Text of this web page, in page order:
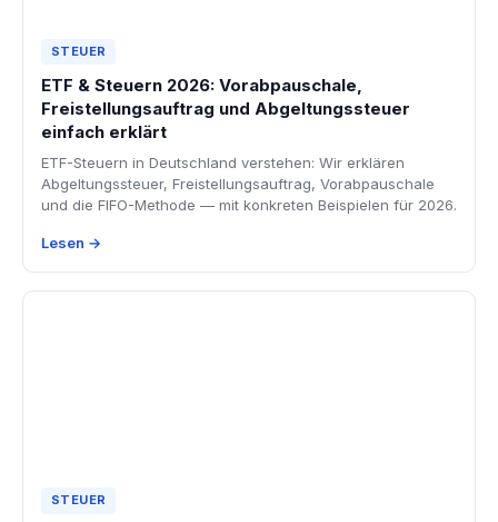
STEUER
ETF & Steuern 2026: Vorabpauschale,
Freistellungsauftrag und Abgeltungssteuer
einfach erklärt
ETF-Steuern in Deutschland verstehen: Wir erklären
Abgeltungssteuer, Freistellungsauftrag, Vorabpauschale
und die FIFO-Methode — mit konkreten Beispielen für 2026.
Lesen →
STEUER